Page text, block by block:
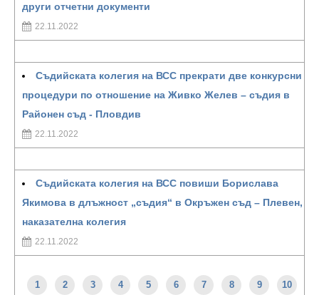
други отчетни документи
22.11.2022
Съдийската колегия на ВСС прекрати две конкурсни
процедури по отношение на Живко Желев – съдия в
Районен съд - Пловдив
22.11.2022
Съдийската колегия на ВСС повиши Борислава
Якимова в длъжност „съдия“ в Окръжен съд – Плевен,
наказателна колегия
22.11.2022
1 2 3 4 5 6 7 8 9 10